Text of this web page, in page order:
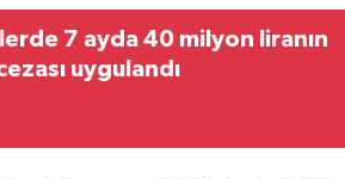
7 ayda 40 milyon liranın
uygulandı